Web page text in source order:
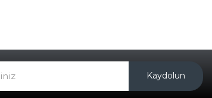
Kaydolun